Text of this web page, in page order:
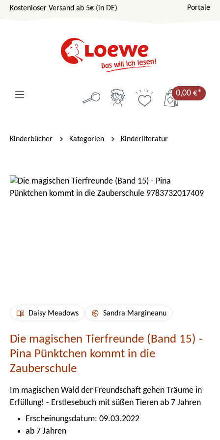
Zum Hauptinhalt springen
Kostenloser Versand ab 5€ (in DE) Portale
0,00 €*
Kinderbücher Kategorien Kinderliteratur
Bildergalerie überspringen
Daisy Meadows Sandra Margineanu
Die magischen Tierfreunde (Band 15) -
Pina Pünktchen kommt in die
Zauberschule
Im magischen Wald der Freundschaft gehen Träume in
Erfüllung! - Erstlesebuch mit süßen Tieren ab 7 Jahren
Erscheinungsdatum: 09.03.2022
ab 7 Jahren